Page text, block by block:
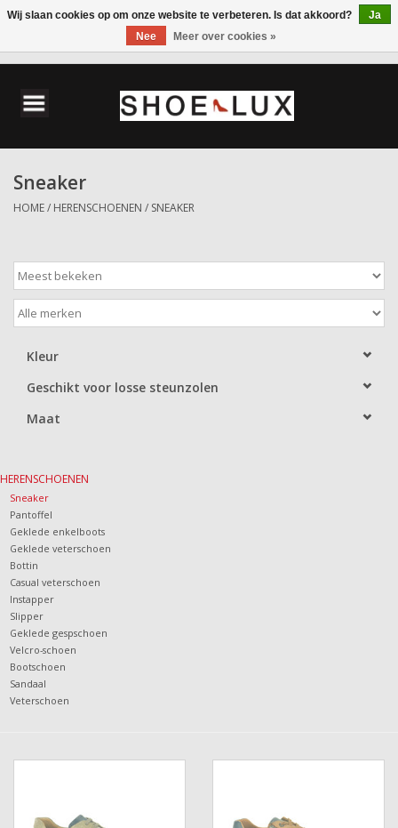
Herenschoenen
Wandelschoenen
Sneaker
HOME/ HERENSCHOENEN / SNEAKER
Kleur
Geschikt voor losse steunzolen
Maat
HERENSCHOENEN
Sneaker
Pantoffel
Geklede enkelboots
Geklede veterschoen
Bottin
Casual veterschoen
Instapper
Slipper
Geklede gespschoen
Velcro-schoen
Bootschoen
Sandaal
Veterschoen
Wij slaan cookies op om onze website te verbeteren. Is dat akkoord?
Ja
Nee
Meer over cookies »